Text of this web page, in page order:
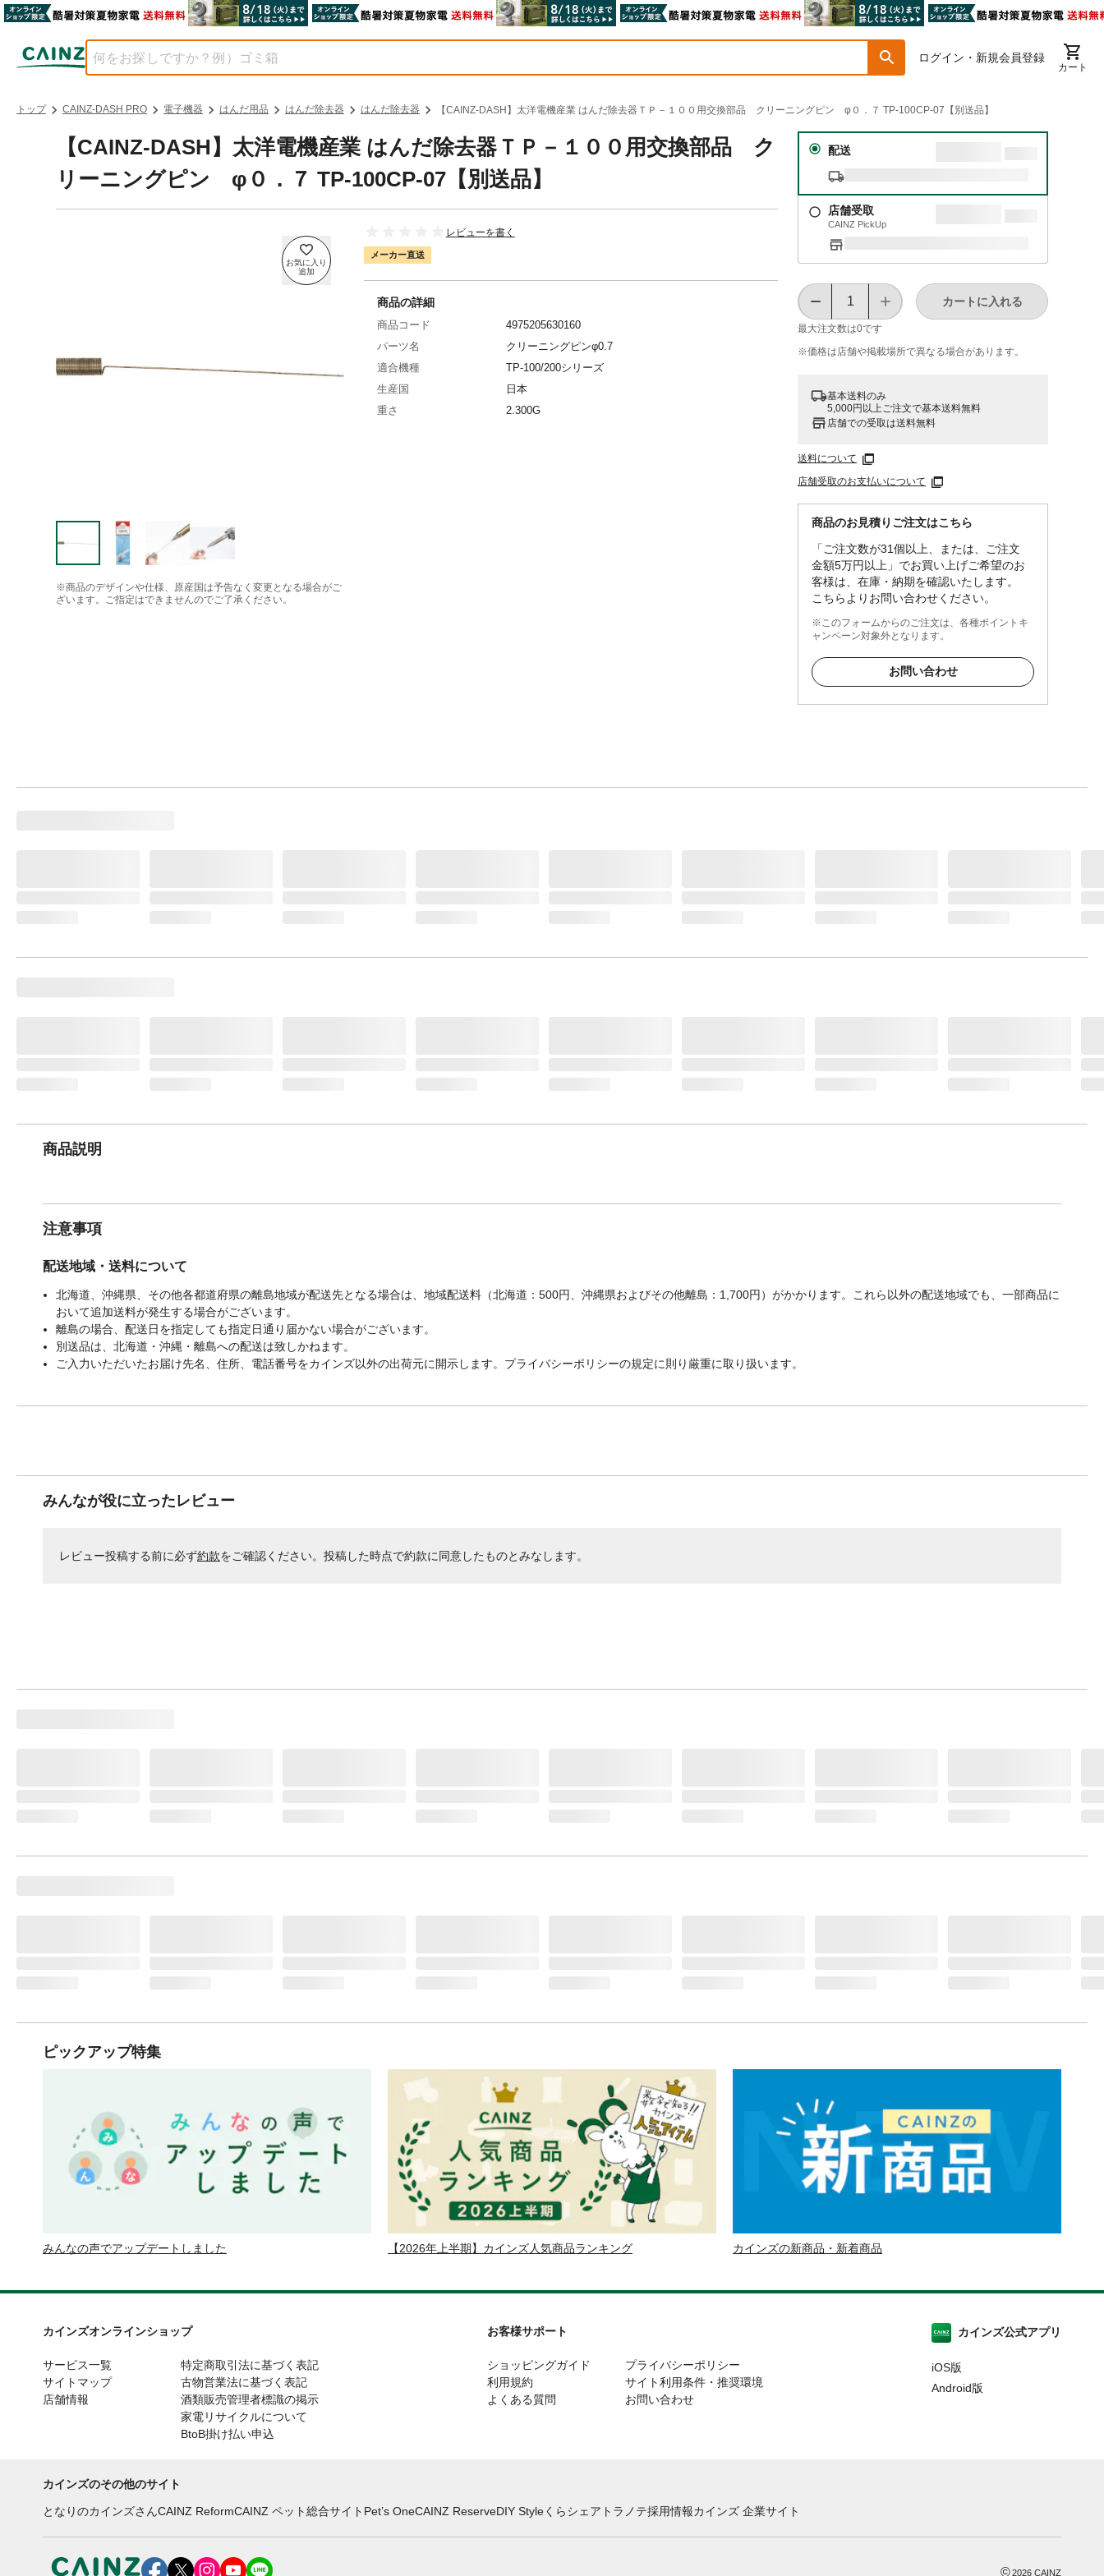
ログイン・新規会員登録
カート
トップ CAINZ-DASH PRO 電子機器 はんだ用品 はんだ除去器 はんだ除去器 【CAINZ-DASH】太洋電機産業 はんだ除去器ＴＰ－１００用交換部品 クリーニングピン φ０．７ TP-100CP-07【別送品】
【CAINZ-DASH】太洋電機産業 はんだ除去器ＴＰ－１００用交換部品 ク
リーニングピン φ０．７ TP-100CP-07【別送品】
※商品のデザインや仕様、原産国は予告なく変更となる場合がご
ざいます。ご指定はできませんのでご了承ください。
レビューを書く
メーカー直送
配送
店舗受取
CAINZ PickUp
最大注文数は0です
カートに入れる
※価格は​店舗や​掲載場所で​異なる​場合が​あります。
基本送料のみ
5,000円以上ご注文で基本送料無料
店舗での受取は送料無料
送料について
店舗受取のお支払いについて
商品のお見積りご注文はこちら
「ご注文数が31個以上、または、ご注文
金額5万円以上」でお買い上げご希望のお
客様は、在庫・納期を確認いたします。
こちらよりお問い合わせください。
※このフォームからのご注文は、各種ポイントキ
ャンペーン対象外となります。
お問い合わせ
商品の詳細
商品コード
4975205630160
パーツ名
クリーニングピンφ0.7
適合機種
TP-100/200シリーズ
生産国
日本
重さ
2.300G
商品説明
注意事項
配送地域・送料について
北海道、沖縄県、その他各都道府県の離島地域が配送先となる場合は、地域配送料（北海道：500円、沖縄県およびその他離島：1,700円）がかかります。これら以外の配送地域でも、一部商品に
おいて追加送料が発生する場合がございます。
離島の場合、配送日を指定しても指定日通り届かない場合がございます。
別送品は、北海道・沖縄・離島への配送は致しかねます。
ご入力いただいたお届け先名、住所、電話番号をカインズ以外の出荷元に開示します。プライバシーポリシーの規定に則り厳重に取り扱います。
みんなが役に立ったレビュー
レビュー投稿する前に必ず約款をご確認ください。投稿した時点で約款に同意したものとみなします。
ピックアップ特集
みんなの声でアップデートしました 【2026年上半期】カインズ人気商品ランキング カインズの新商品・新着商品
カインズオンラインショップ
サービス一覧
サイトマップ
店舗情報
特定商取引法に基づく表記
古物営業法に基づく表記
酒類販売管理者標識の掲示
家電リサイクルについて
BtoB掛け払い申込
お客様サポート
ショッピングガイド
利用規約
よくある質問
プライバシーポリシー
サイト利用条件・推奨環境
お問い合わせ
カインズ公式アプリ
iOS版
Android版
カインズのその他のサイト
となりのカインズさんCAINZ ReformCAINZ ペット総合サイト Pet’s OneCAINZ ReserveDIY Styleくらシェア トラノテ採用情報カインズ 企業サイト
©2026 CAINZ